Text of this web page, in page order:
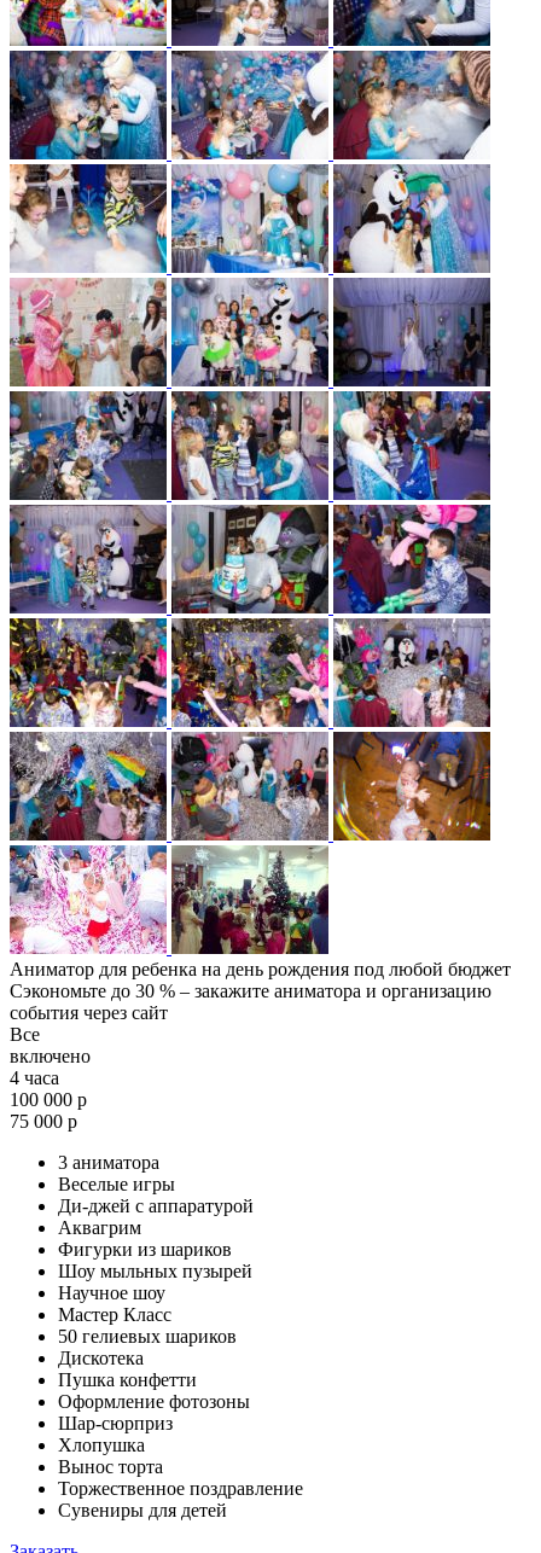
Аниматор для ребенка на день рождения под любой бюджет
Сэкономьте до 30 % – закажите аниматора и организацию
события через сайт
Все
включено
4 часа
100 000 р
75 000 р
3 аниматора
Веселые игры
Ди-джей с аппаратурой
Аквагрим
Фигурки из шариков
Шоу мыльных пузырей
Научное шоу
Мастер Класс
50 гелиевых шариков
Дискотека
Пушка конфетти
Оформление фотозоны
Шар-сюрприз
Хлопушка
Вынос торта
Торжественное поздравление
Сувениры для детей